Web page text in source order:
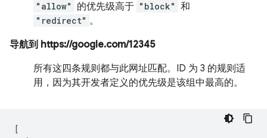
"allow" 的优先级高于 "block" 和
"redirect" 。
导航到 https://google.com/12345
所有这四条规则都与此网址匹配。ID 为 3 的规则适
用，因为其开发者定义的优先级是该组中最高的。
[